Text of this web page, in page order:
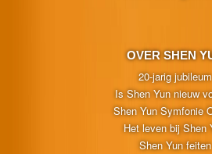
OVER SHEN
20-jarig jubileum
Is Shen Yun nieuw
Shen Yun Symfonie
Het leven bij Shen
Shen Yun feiten